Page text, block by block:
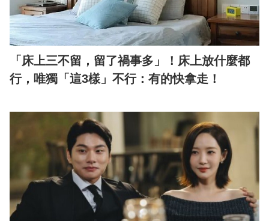
「床上三不留，留了禍事多」！床上放什麼都
行，唯獨「這3樣」不行：有的快拿走！